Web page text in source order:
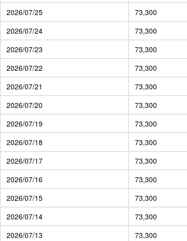
2026/07/25
73,300
2026/07/24
73,300
2026/07/23
73,300
2026/07/22
73,300
2026/07/21
73,300
2026/07/20
73,300
2026/07/19
73,300
2026/07/18
73,300
2026/07/17
73,300
2026/07/16
73,300
2026/07/15
73,300
2026/07/14
73,300
2026/07/13
73,300